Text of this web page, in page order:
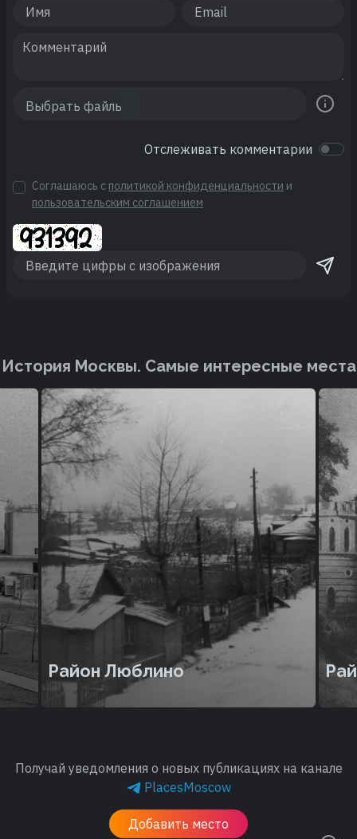
Отслеживать комментарии
Соглашаюсь с политикой конфиденциальности и
пользовательским соглашением
История Москвы. Cамые интересные места
Район Люблино
Получай уведомления о новых публикациях на канале
PlacesMoscow
Добавить место